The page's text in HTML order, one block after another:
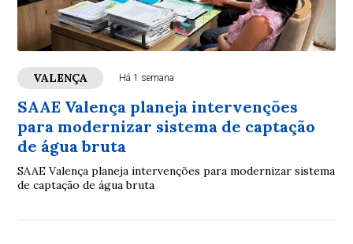
VALENÇA Há 1 semana
SAAE Valença planeja intervenções
para modernizar sistema de captação
de água bruta
SAAE Valença planeja intervenções para modernizar sistema
de captação de água bruta